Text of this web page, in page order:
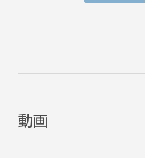
動画